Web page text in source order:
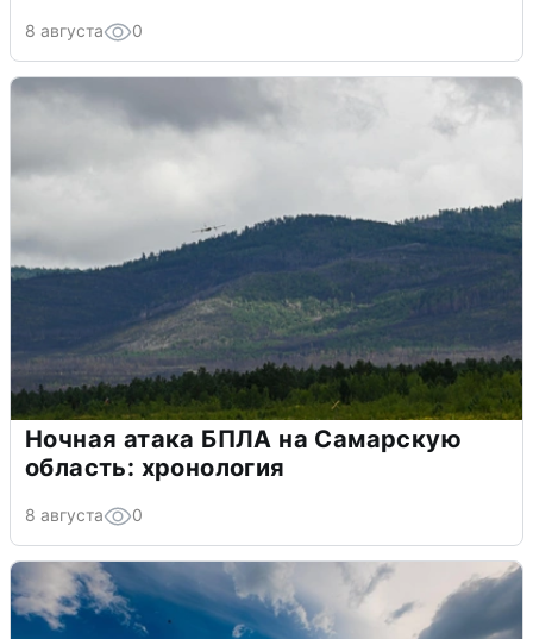
8 августа 0
Ночная атака БПЛА на Самарскую
область: хронология
8 августа 0